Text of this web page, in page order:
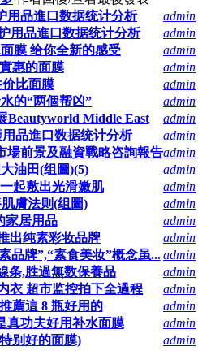
用品進口数据统计分析
admin
用品進口数据统计分析
admin
膜 给你全新的感受
admin
惠的面膜
admin
比面膜
admin
的“两個帮凶”
admin
Beautyworld Middle East
admin
品進口数据统计分析
admin
場前景及融資戰略咨詢報告admin
油田(组圖)(5)
admin
起敷出光滑嫩肌
admin
膚法则(组圖)
admin
家居用品
admin
出纯素彩妆品牌
admin
品牌”,“素食美妆”概念虽... admin
条,胜過無数保養品
admin
衣 超市监控拍下全過程
admin
薦這 8 瓶好用的
admin
真功夫好用补水面膜
admin
别好的面膜)
admin